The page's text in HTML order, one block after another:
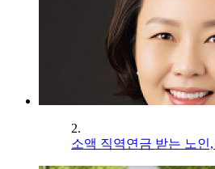
2.
소액 직역연금 받는 노